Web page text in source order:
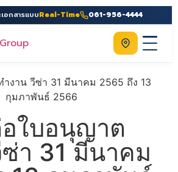
อกสารแบบReal-Time 061-956-4444
ติดต่อเรา
ใบอนุญาต
า 31 มีนาคม